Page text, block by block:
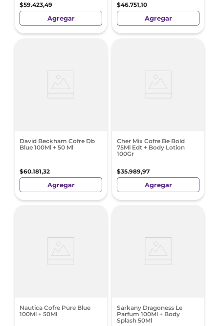
$59.423,49
Agregar
$46.751,10
Agregar
David Beckham Cofre Db
Blue 100Ml + 50 Ml
$60.181,32
Agregar
Cher Mix Cofre Be Bold
75Ml Edt + Body Lotion
100Gr
$35.989,97
Agregar
Nautica Cofre Pure Blue
100Ml + 50Ml
Sarkany Dragoness Le
Parfum 100Ml + Body
Splash 50Ml